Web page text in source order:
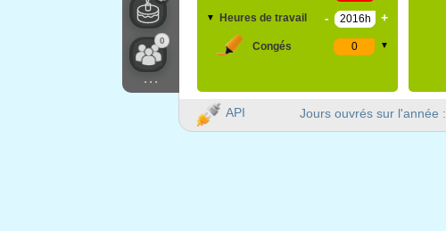
▼ Heures de travail - +
Congés ▼
0
...
Jours ouvrés sur l'année :
API